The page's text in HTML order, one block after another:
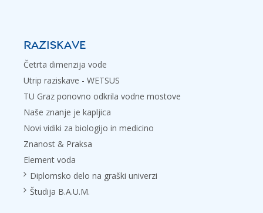
RAZISKAVE
Četrta dimenzija vode
Utrip raziskave - WETSUS
TU Graz ponovno odkrila vodne mostove
Naše znanje je kapljica
Novi vidiki za biologijo in medicino
Znanost & Praksa
Element voda
Diplomsko delo na graški univerzi
Študija B.A.U.M.